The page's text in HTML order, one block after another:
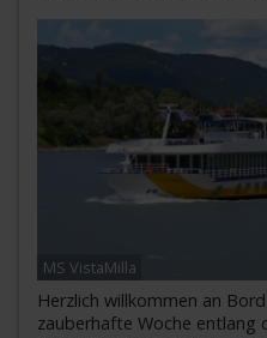
MS VistaMilla
Herzlich willkommen an
zauberhafte Woche entlang